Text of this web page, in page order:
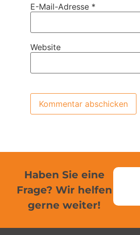
E-Mail-Adresse *
Website
Haben Sie eine
Frage? Wir helfen
gerne weiter!